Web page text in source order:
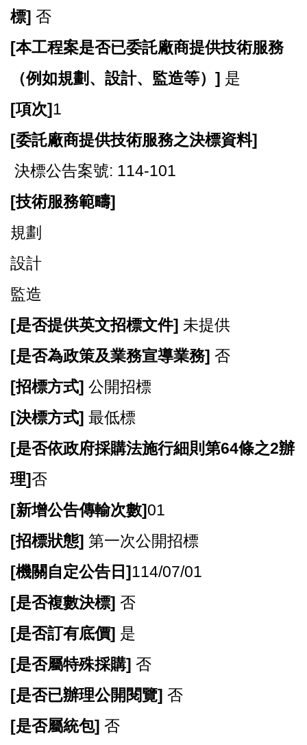
標] 否
[本工程案是否已委託廠商提供技術服務
（例如規劃、設計、監造等）] 是
[項次]1
[委託廠商提供技術服務之決標資料]
決標公告案號: 114-101
[技術服務範疇]
規劃
設計
監造
[是否提供英文招標文件] 未提供
[是否為政策及業務宣導業務] 否
[招標方式] 公開招標
[決標方式] 最低標
[是否依政府採購法施行細則第64條之2辦
理]否
[新增公告傳輸次數]01
[招標狀態] 第一次公開招標
[機關自定公告日]114/07/01
[是否複數決標] 否
[是否訂有底價] 是
[是否屬特殊採購] 否
[是否已辦理公開閱覽] 否
[是否屬統包] 否